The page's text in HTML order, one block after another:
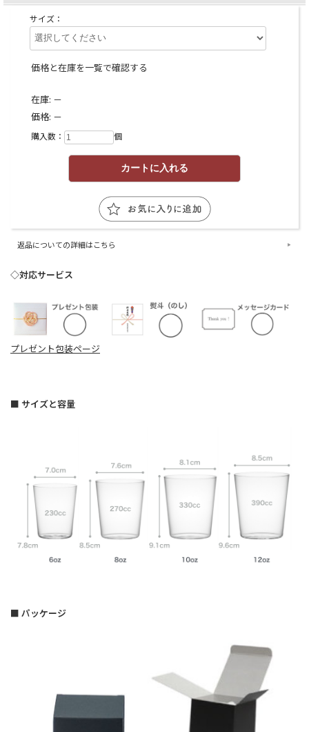
サイズ：
価格と在庫を一覧で確認する
在庫: －
価格: －
購入数： 個
返品についての詳細はこちら
◇対応サービス
プレゼント包装ページ
■ サイズと容量
■ パッケージ